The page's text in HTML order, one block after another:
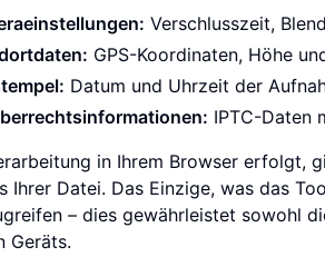
Verschlusszeit,
GPS-Koordinaten, Höhe
Datum und Uhrzeit der
IPTC-Daten
in Ihrem Browser erfolgt,
Ihrer Datei. Das Einzige, was das
– dies gewährleistet sowohl
Geräts.